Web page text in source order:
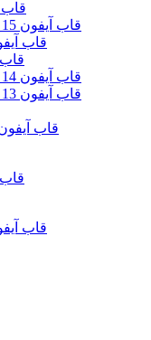
قاب آیفون
قاب آیفون 15 پرومکس و لوازم جانبی
قاب آیفون 15 پرو و
قاب
قاب آیفون 14 پرومکس و لوازم جانبی
قاب آیفون 13 پرومکس و لوازم جانبی
قاب آیفون 14 پلاس و لوازم
قاب
قاب آیفون 12 پرو و